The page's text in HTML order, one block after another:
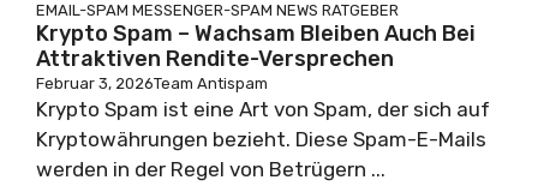
EMAIL-SPAM MESSENGER-SPAM NEWS RATGEBER
Krypto Spam – Wachsam Bleiben Auch Bei
Attraktiven Rendite-Versprechen
Februar 3, 2026Team Antispam
Krypto Spam ist eine Art von Spam, der sich auf
Kryptowährungen bezieht. Diese Spam-E-Mails
werden in der Regel von Betrügern ...